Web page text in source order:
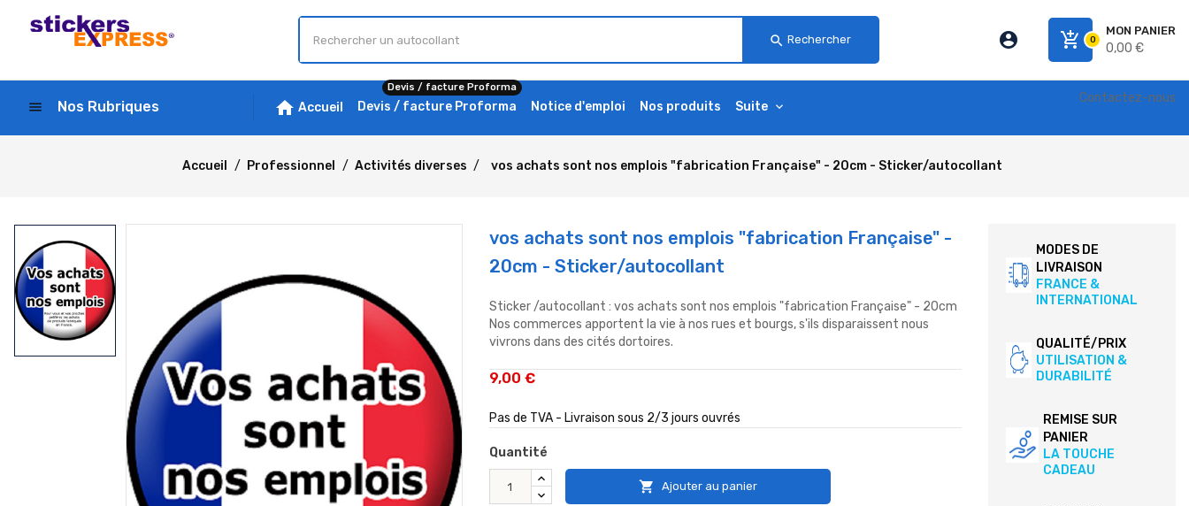
search Rechercher add_shopping_cart 0
MON PANIER
0,00 €
account_circle
Nos Rubriques
menu
Contactez-nous
home Accueil Devis / facture Proforma
Devis / facture Proforma
Notice d'emploi Nos produits Suite
Accueil Professionnel Activités diverses vos achats sont nos emplois "fabrication Française" - 20cm - Sticker/autocollant
vos achats sont nos emplois "fabrication Française" -
20cm - Sticker/autocollant
Sticker /autocollant : vos achats sont nos emplois "fabrication Française" - 20cm
Nos commerces apportent la vie à nos rues et bourgs, s'ils disparaissent nous
vivrons dans des cités dortoires.
9,00 €
Pas de TVA - Livraison sous 2/3 jours ouvrés
Quantité
 Ajouter au panier
MODES DE
LIVRAISON
FRANCE &
INTERNATIONAL
QUALITÉ/PRIX
UTILISATION &
DURABILITÉ
REMISE SUR
PANIER
LA TOUCHE
CADEAU